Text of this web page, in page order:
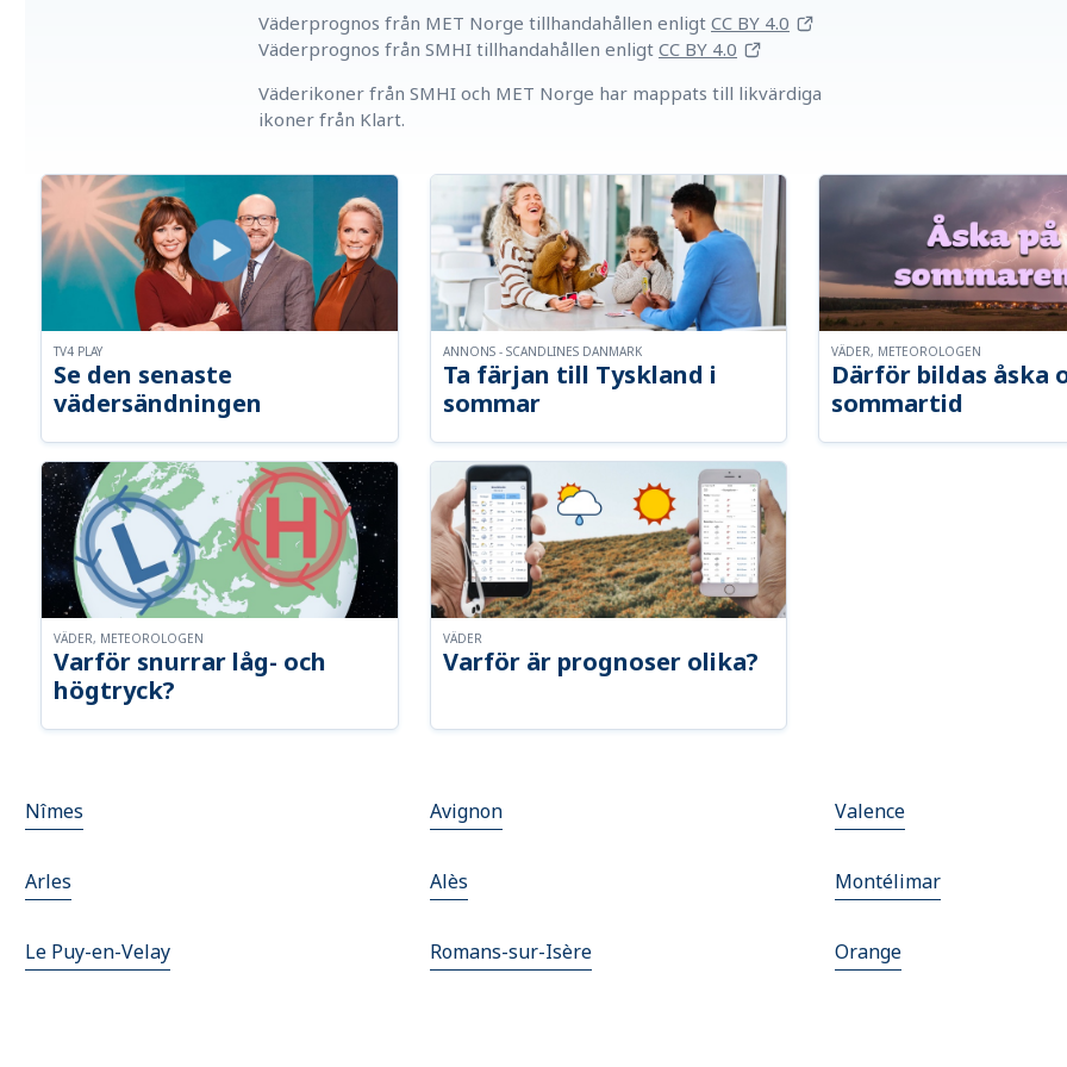
Väderprognos från MET Norge tillhandahållen enligt CC BY 4.0
Väderprognos från SMHI tillhandahållen enligt CC BY 4.0
Väderikoner från SMHI och MET Norge har mappats till likvärdiga
ikoner från Klart.
Se den senaste
vädersändningen
TV4 PLAY
Ta färjan till Tyskland i
sommar
ANNONS - SCANDLINES DANMARK
Därför bildas åska
sommartid
VÄDER, METEOROLOGEN
Varför snurrar låg- och
högtryck?
VÄDER, METEOROLOGEN
Varför är prognoser olika?
VÄDER
Nîmes Avignon Valence
Arles Alès Montélimar
Le Puy-en-Velay Romans-sur-Isère Orange